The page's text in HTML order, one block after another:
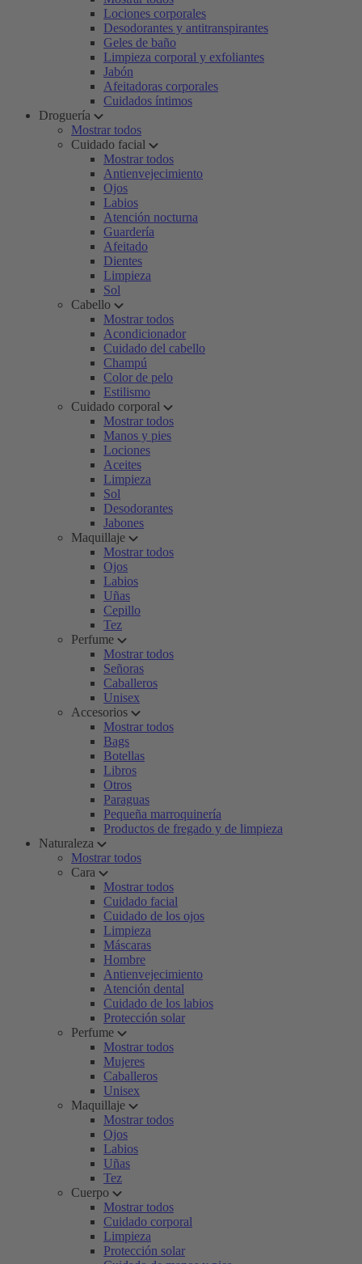
Lociones corporales
Desodorantes y antitranspirantes
Geles de baño
Limpieza corporal y exfoliantes
Jabón
Afeitadoras corporales
Cuidados íntimos
Droguería
Mostrar todos
Cuidado facial
Mostrar todos
Antienvejecimiento
Ojos
Labios
Atención nocturna
Guardería
Afeitado
Dientes
Limpieza
Sol
Cabello
Mostrar todos
Acondicionador
Cuidado del cabello
Champú
Color de pelo
Estilismo
Cuidado corporal
Mostrar todos
Manos y pies
Lociones
Aceites
Limpieza
Sol
Desodorantes
Jabones
Maquillaje
Mostrar todos
Ojos
Labios
Uñas
Cepillo
Tez
Perfume
Mostrar todos
Señoras
Caballeros
Unisex
Accesorios
Mostrar todos
Bags
Botellas
Libros
Otros
Paraguas
Pequeña marroquinería
Productos de fregado y de limpieza
Naturaleza
Mostrar todos
Cara
Mostrar todos
Cuidado facial
Cuidado de los ojos
Limpieza
Máscaras
Hombre
Antienvejecimiento
Atención dental
Cuidado de los labios
Protección solar
Perfume
Mostrar todos
Mujeres
Caballeros
Unisex
Maquillaje
Mostrar todos
Ojos
Labios
Uñas
Tez
Cuerpo
Mostrar todos
Cuidado corporal
Limpieza
Protección solar